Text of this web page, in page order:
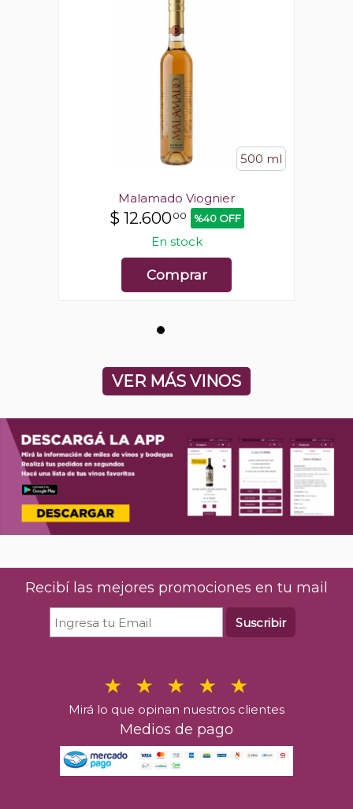
500 ml
Malamado Viognier
$ 12.60000 %40 OFF
En stock
Comprar
VER MÁS VINOS
Recibí las mejores promociones en tu mail
Suscribir
Mirá lo que opinan nuestros clientes
Medios de pago